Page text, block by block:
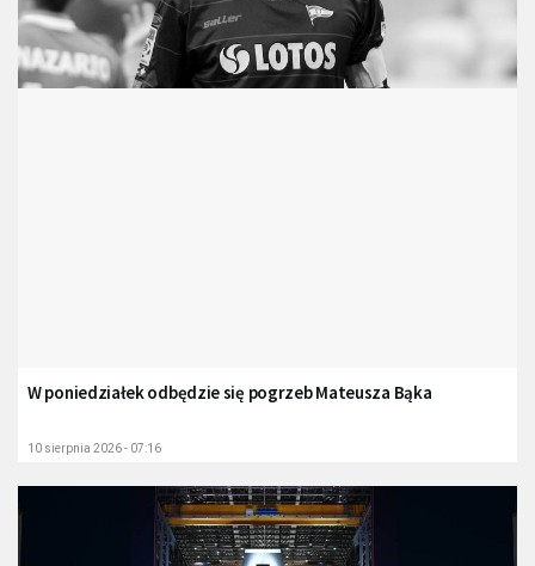
W poniedziałek odbędzie się pogrzeb Mateusza Bąka
10 sierpnia 2026 - 07:16